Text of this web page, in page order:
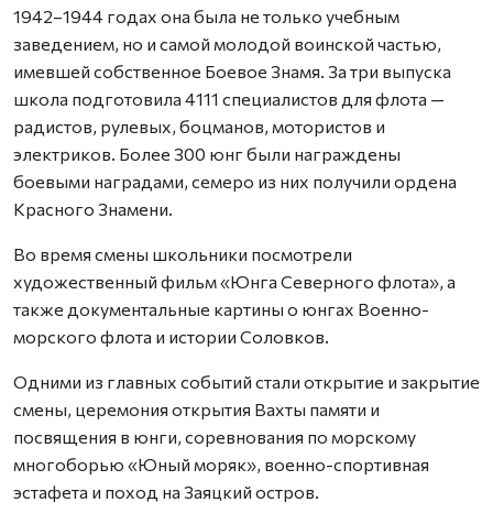
1942–1944 годах она была не только учебным
заведением, но и самой молодой воинской частью,
имевшей собственное Боевое Знамя. За три выпуска
школа подготовила 4111 специалистов для флота —
радистов, рулевых, боцманов, мотористов и
электриков. Более 300 юнг были награждены
боевыми наградами, семеро из них получили ордена
Красного Знамени.
Во время смены школьники посмотрели
художественный фильм «Юнга Северного флота», а
также документальные картины о юнгах Военно-
морского флота и истории Соловков.
Одними из главных событий стали открытие и закрытие
смены, церемония открытия Вахты памяти и
посвящения в юнги, соревнования по морскому
многоборью «Юный моряк», военно-спортивная
эстафета и поход на Заяцкий остров.